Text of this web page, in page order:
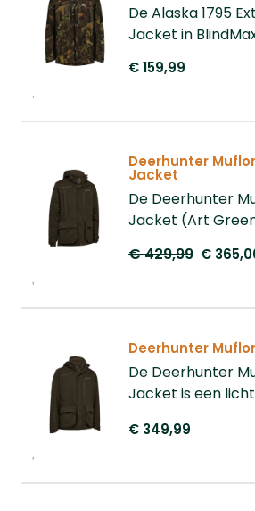
omstandighedenHierdoor
veelzijdige keuze voor
outdooractiviteiten.
De Alaska 1795
Jacket in
gevoerd maar wel
namelijk een
voor de actieve
buitenmens.
€ 159,99
Deerhunter
Jacket
De Deerhunter
Jacket (Art
g/m² Thinsulate
afneembare
stretch
°C, wind- en
Uitstekende
omstandigheden.
€ 429,99 €
Deerhunter
De Deerhunter
Jacket is een
water- en
capuchon,
€ 349,99